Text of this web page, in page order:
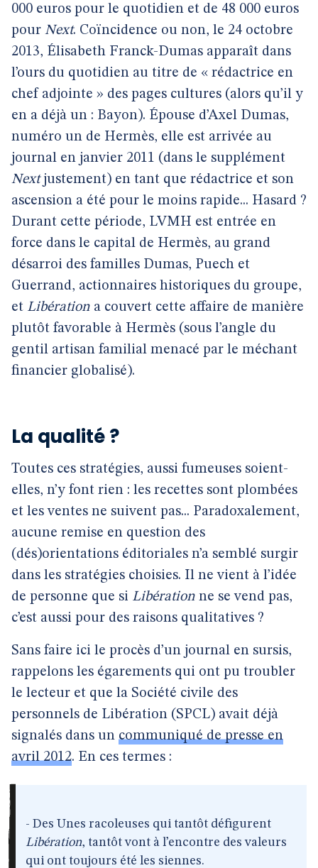
000 euros pour le quotidien et de 48 000 euros
pour Next. Coïncidence ou non, le 24 octobre
2013, Élisabeth Franck-Dumas apparaît dans
l’ours du quotidien au titre de « rédactrice en
chef adjointe » des pages cultures (alors qu’il y
en a déjà un : Bayon). Épouse d’Axel Dumas,
numéro un de Hermès, elle est arrivée au
journal en janvier 2011 (dans le supplément
Nextjustement) en tant que rédactrice et son
ascension a été pour le moins rapide... Hasard ?
Durant cette période, LVMH est entrée en
force dans le capital de Hermès, au grand
désarroi des familles Dumas, Puech et
Guerrand, actionnaires historiques du groupe,
et Libération a couvert cette affaire de manière
plutôt favorable à Hermès (sous l’angle du
gentil artisan familial menacé par le méchant
financier globalisé).
La qualité ?
Toutes ces stratégies, aussi fumeuses soient-
elles, n’y font rien : les recettes sont plombées
et les ventes ne suivent pas... Paradoxalement,
aucune remise en question des
(dés)orientations éditoriales n’a semblé surgir
dans les stratégies choisies. Il ne vient à l’idée
de personne que si Libération ne se vend pas,
c’est aussi pour des raisons qualitatives ?
Sans faire ici le procès d’un journal en sursis,
rappelons les égarements qui ont pu troubler
le lecteur et que la Société civile des
personnels de Libération (SPCL) avait déjà
signalés dans un communiqué de presse en
avril 2012. En ces termes :
- Des Unes racoleuses qui tantôt défigurent
Libération, tantôt vont à l’encontre des valeurs
qui ont toujours été les siennes.